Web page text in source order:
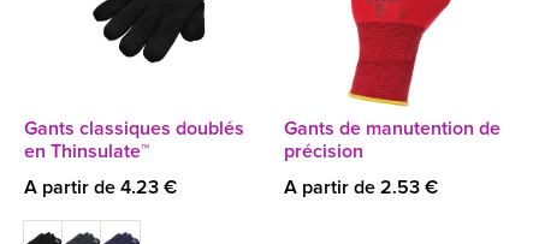
Gants classiques doublés
en Thinsulate™
A partir de 4.23 €
Gants de manutention de
précision
A partir de 2.53 €